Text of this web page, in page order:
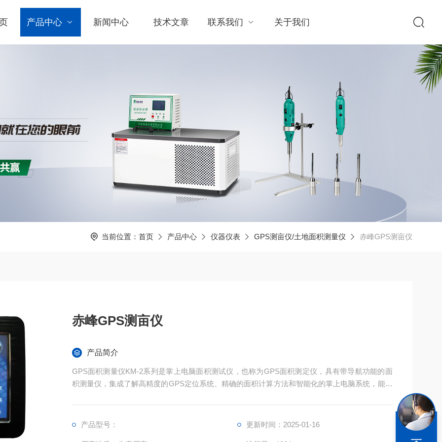
产品中心 新闻中心 技术文章 联系我们 关于我们
当前位置： 首页 产品中心 仪器仪表 GPS测亩仪/土地面积测量仪 赤峰GPS测亩仪
赤峰GPS测亩仪
产品简介
GPS面积测量仪KM-2系列是掌上电脑面积测试仪，也称为GPS面积测定仪，具有带导航功能的面
积测量仪，集成了解高精度的GPS定位系统、精确的面积计算方法和智能化的掌上电脑系统，能实
产品型号： 更新时间：2025-01-16